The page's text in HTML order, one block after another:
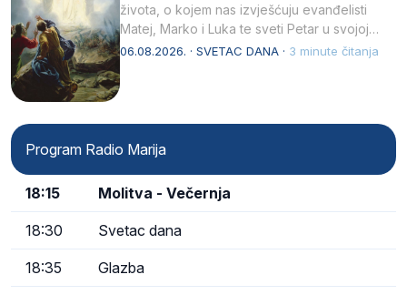
života, o kojem nas izvješćuju evanđelisti
Matej, Marko i Luka te sveti Petar u svojoj
drugoj…
06.08.2026. · SVETAC DANA · 3 minute čitanja
Program Radio Marija
18:15 Molitva - Večernja
18:30 Svetac dana
18:35 Glazba